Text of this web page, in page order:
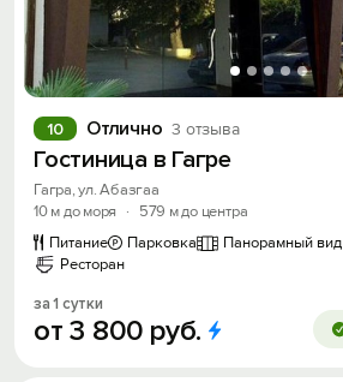
Отлично 3 отзыва
10
Гостиница в Гагре
Гагра, ул. Абазгаа
10 м до моря
·
579 м до центра
Питание
Парковка Панорамный вид
Ресторан
за 1 сутки
от3 800 руб.